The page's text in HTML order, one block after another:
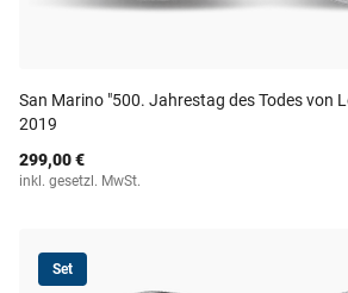
San Marino "500. Jahrestag des Todes von
2019
299,00 €
inkl. gesetzl. MwSt.
Set